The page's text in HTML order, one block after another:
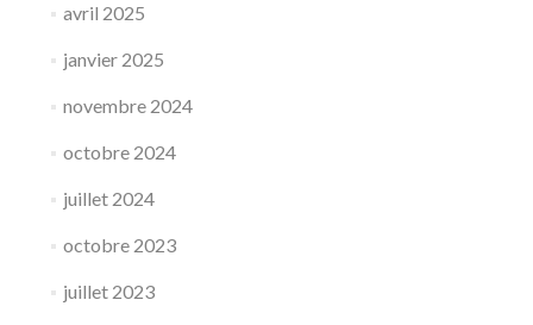
avril 2025
janvier 2025
novembre 2024
octobre 2024
juillet 2024
octobre 2023
juillet 2023